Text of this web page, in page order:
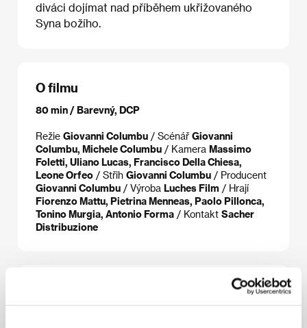
diváci dojímat nad příběhem ukřižovaného
Syna božího.
O filmu
80 min / Barevný, DCP
Režie Giovanni Columbu / Scénář Giovanni
Columbu, Michele Columbu / Kamera Massimo
Foletti, Uliano Lucas, Francisco Della Chiesa,
Leone Orfeo / Střih Giovanni Columbu / Producent
Giovanni Columbu / Výroba Luches Film / Hrají
Fiorenzo Mattu, Pietrina Menneas, Paolo Pillonca,
Tonino Murgia, Antonio Forma / Kontakt Sacher
Distribuzione